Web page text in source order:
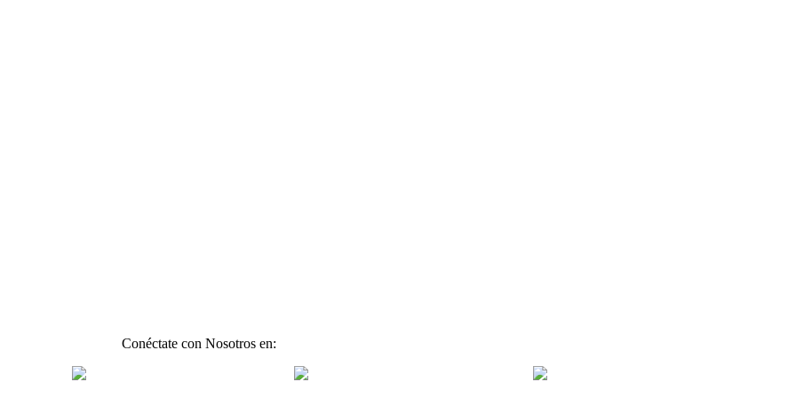
Conéctate con Nosotros en: